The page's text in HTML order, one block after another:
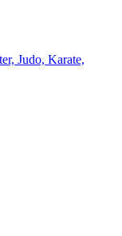
Judo, Karate,